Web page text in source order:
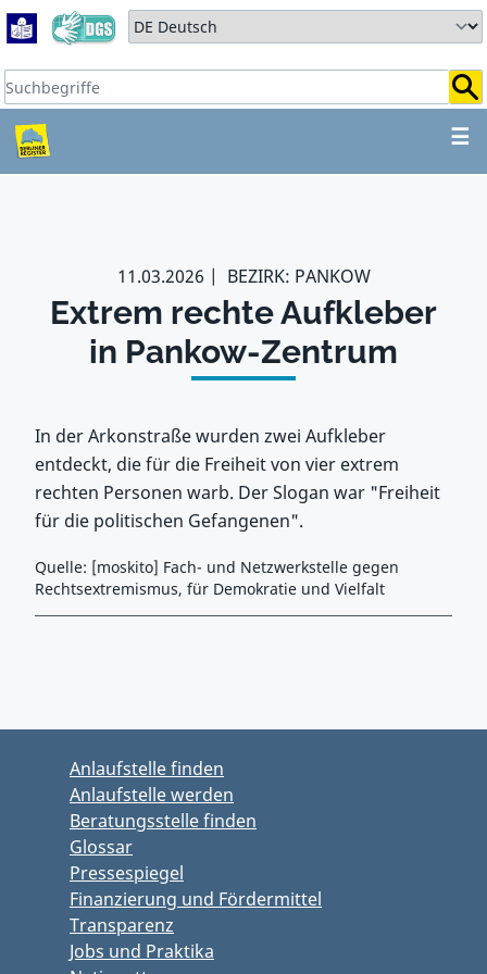
Zum Hauptbereich springen
Zum Hauptmenü springen
Sprache auswählen:
Suchbegriffe:
☰
ZUM HAUPTBEREICH
11.03.2026 BEZIRK: PANKOW
Extrem rechte Aufkleber
in Pankow-Zentrum
In der Arkonstraße wurden zwei Aufkleber
entdeckt, die für die Freiheit von vier extrem
rechten Personen warb. Der Slogan war "Freiheit
für die politischen Gefangenen".
Quelle: [moskito] Fach- und Netzwerkstelle gegen
Rechtsextremismus, für Demokratie und Vielfalt
Anlaufstelle finden
Anlaufstelle werden
Beratungsstelle finden
Glossar
Pressespiegel
Finanzierung und Fördermittel
Transparenz
Jobs und Praktika